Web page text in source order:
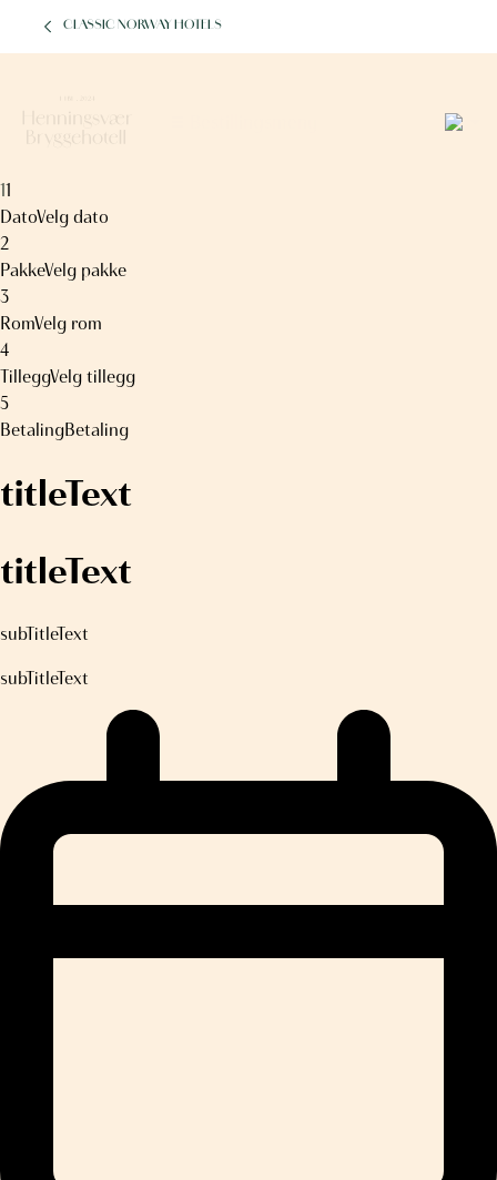
CLASSIC NORWAY HOTELS
11
DatoVelg dato
2
PakkeVelg pakke
3
RomVelg rom
4
TilleggVelg tillegg
5
BetalingBetaling
titleText
titleText
subTitleText
subTitleText